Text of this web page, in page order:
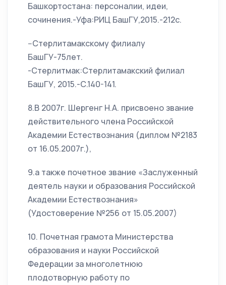
Башкортостана: персоналии, идеи,
сочинения.-Уфа:РИЦ БашГУ,2015.-212с.
--Стерлитамакскому филиалу
БашГУ-75лет.
-Стерлитмак:Стерлитамакский филиал
БашГУ, 2015.-С.140-141.
8.В 2007г. Шергенг Н.А. присвоено звание
действительного члена Российской
Академии Естествознания (диплом №2183
от 16.05.2007г.),
9.а также почетное звание «Заслуженный
деятель науки и образования Российской
Академии Естествознания»
(Удостоверение №256 от 15.05.2007)
10. Почетная грамота Министерства
образования и науки Российской
Федерации за многолетнюю
плодотворную работу по